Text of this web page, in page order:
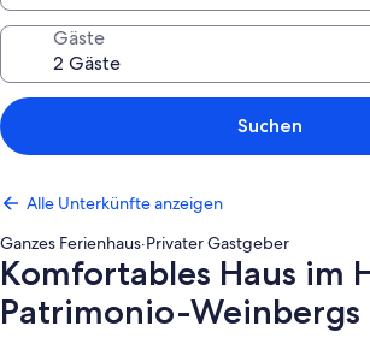
Gäste
Suchen
Alle Unterkünfte anzeigen
Ganzes Ferienhaus·Privater Gastgeber
Komfortables Haus im
Patrimonio-Weinbergs